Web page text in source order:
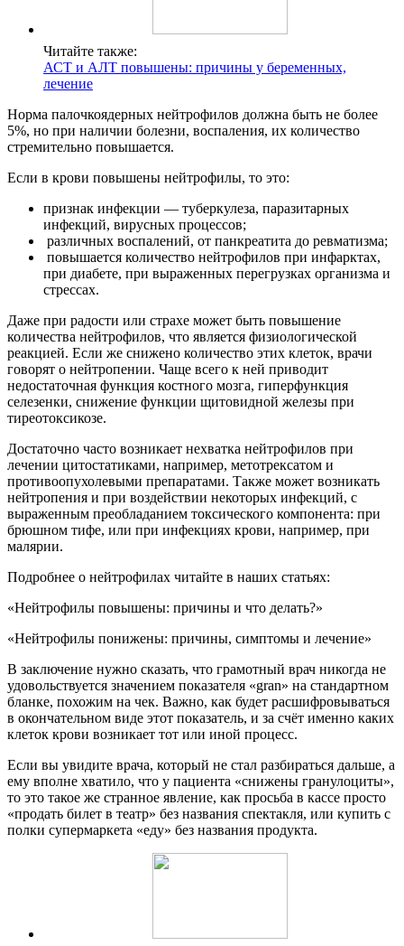
Читайте также:
АСТ и АЛТ повышены: причины у беременных,
лечение
Норма палочкоядерных нейтрофилов должна быть не более
5%, но при наличии болезни, воспаления, их количество
стремительно повышается.
Если в крови повышены нейтрофилы, то это:
признак инфекции — туберкулеза, паразитарных
инфекций, вирусных процессов;
различных воспалений, от панкреатита до ревматизма;
повышается количество нейтрофилов при инфарктах,
при диабете, при выраженных перегрузках организма и
стрессах.
Даже при радости или страхе может быть повышение
количества нейтрофилов, что является физиологической
реакцией. Если же снижено количество этих клеток, врачи
говорят о нейтропении. Чаще всего к ней приводит
недостаточная функция костного мозга, гиперфункция
селезенки, снижение функции щитовидной железы при
тиреотоксикозе.
Достаточно часто возникает нехватка нейтрофилов при
лечении цитостатиками, например, метотрексатом и
противоопухолевыми препаратами. Также может возникать
нейтропения и при воздействии некоторых инфекций, с
выраженным преобладанием токсического компонента: при
брюшном тифе, или при инфекциях крови, например, при
малярии.
Подробнее о нейтрофилах читайте в наших статьях:
«Нейтрофилы повышены: причины и что делать?»
«Нейтрофилы понижены: причины, симптомы и лечение»
В заключение нужно сказать, что грамотный врач никогда не
удовольствуется значением показателя «gran» на стандартном
бланке, похожим на чек. Важно, как будет расшифровываться
в окончательном виде этот показатель, и за счёт именно каких
клеток крови возникает тот или иной процесс.
Если вы увидите врача, который не стал разбираться дальше, а
ему вполне хватило, что у пациента «снижены гранулоциты»,
то это такое же странное явление, как просьба в кассе просто
«продать билет в театр» без названия спектакля, или купить с
полки супермаркета «еду» без названия продукта.